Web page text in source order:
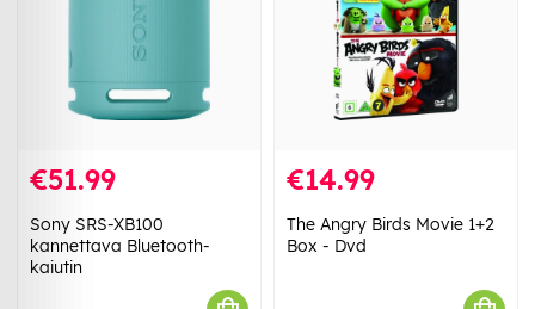
€51.99
Sony SRS-XB100
kannettava Bluetooth-
kaiutin
€14.99
The Angry Birds Movie 1+2
Box - Dvd